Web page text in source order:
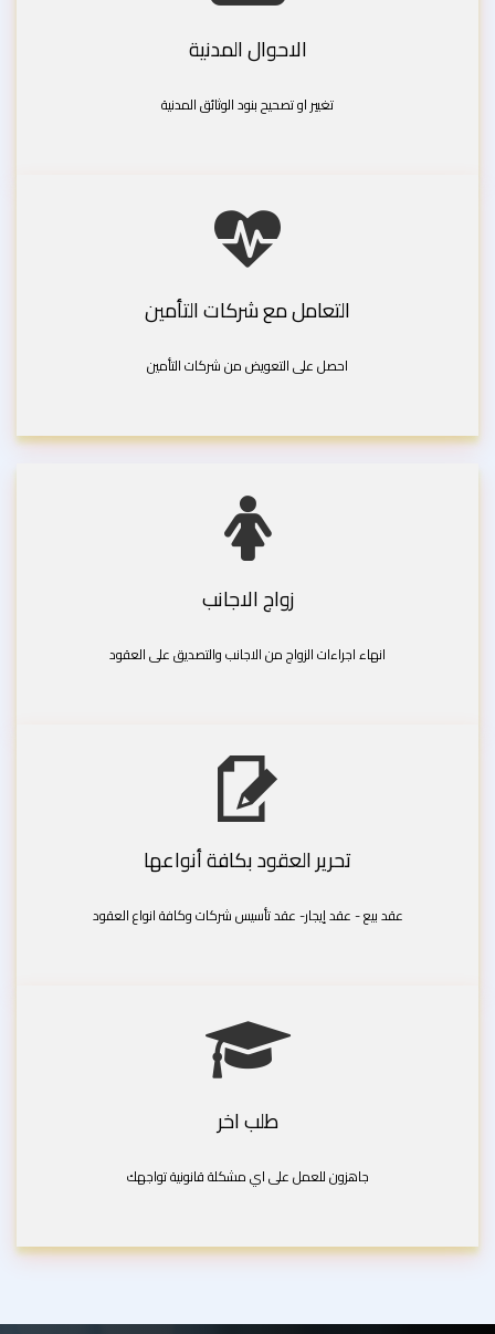
الاحوال المدنية
تغيير او تصحيح بنود الوثائق المدنية
التعامل مع شركات التأمين
احصل على التعويض من شركات التأمين
زواج الاجانب
انهاء اجراءات الزواج من الاجانب والتصديق على العقود
تحرير العقود بكافة أنواعها
عقد بيع - عقد إيجار- عقد تأسيس شركات وكافة انواع العقود
طلب اخر
جاهزون للعمل على اي مشكلة قانونية تواجهك